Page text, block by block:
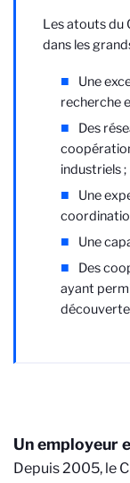
Les atouts du
dans les
Une
recherche
Des
industriels ;
Une
Une
Des
ayant
Un employeur
Depuis 2005, le